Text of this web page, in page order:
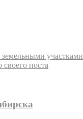
участками
поста